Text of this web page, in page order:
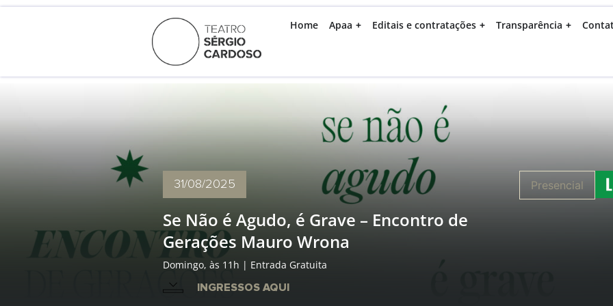
Home Apaa Editais e contratações Transparência
31/08/2025
Se Não é Agudo, é Grave – Encontro de
Gerações Mauro Wrona
Domingo, às 11h | Entrada Gratuita
INGRESSOS AQUI
Presencial